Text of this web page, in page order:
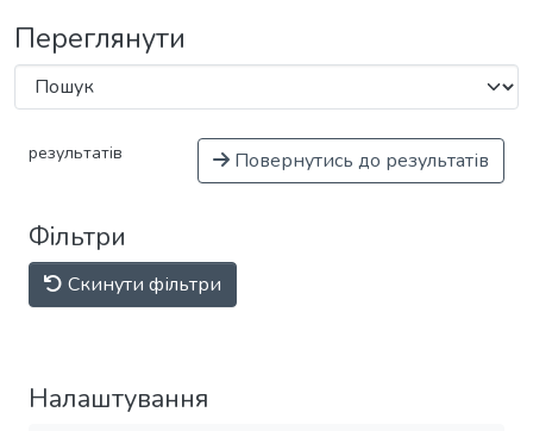
Переглянути
результатів Повернутись до результатів
Фільтри
Скинути фільтри
Налаштування